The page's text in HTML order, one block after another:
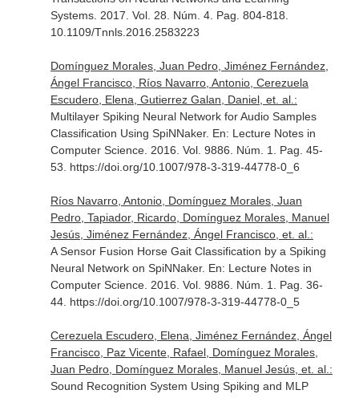
Systems. 2017. Vol. 28. Núm. 4. Pag. 804-818.
10.1109/Tnnls.2016.2583223
Domínguez Morales, Juan Pedro, Jiménez Fernández,
Ángel Francisco, Ríos Navarro, Antonio, Cerezuela
Escudero, Elena, Gutierrez Galan, Daniel, et. al.:
Multilayer Spiking Neural Network for Audio Samples
Classification Using SpiNNaker. En: Lecture Notes in
Computer Science. 2016. Vol. 9886. Núm. 1. Pag. 45-
53. https://doi.org/10.1007/978-3-319-44778-0_6
Ríos Navarro, Antonio, Domínguez Morales, Juan
Pedro, Tapiador, Ricardo, Domínguez Morales, Manuel
Jesús, Jiménez Fernández, Ángel Francisco, et. al.:
A Sensor Fusion Horse Gait Classification by a Spiking
Neural Network on SpiNNaker. En: Lecture Notes in
Computer Science. 2016. Vol. 9886. Núm. 1. Pag. 36-
44. https://doi.org/10.1007/978-3-319-44778-0_5
Cerezuela Escudero, Elena, Jiménez Fernández, Ángel
Francisco, Paz Vicente, Rafael, Domínguez Morales,
Juan Pedro, Domínguez Morales, Manuel Jesús, et. al.:
Sound Recognition System Using Spiking and MLP